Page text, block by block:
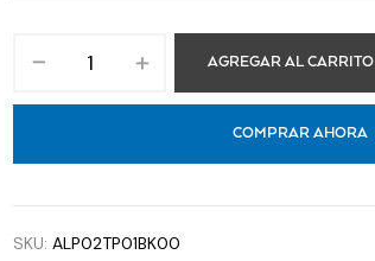
AGREGAR AL CARRITO
COMPRAR AHORA
SKU:ALP02TP01BK00